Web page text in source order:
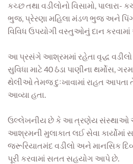
કચ્છ તથા વડીલોનો વિસામો, પાલારા-
ભુજ, પ્રેરણા મહિલા મંડળ ભુજ અને
વિવિધ ઉપયોગી વસ્તુઓનું દાન
આ પ્રસંગે આશ્રમમાં રહેતા વૃદ્ધ વડીલો
સુવિધા માટે 40 ઠંડા પાણીના થર્મોસ,
થેલીઓ તેમજ દુઃખાવામાં રાહત આપતા
આવ્યા હતા.
ઉલ્લેખનીય છે કે આ ત્રણેય સંસ્થાઓ
આશ્રમની મુલાકાત લઈ સેવા
જરૂરિયાતમંદ વડીલો અને માનસિક
પૂરી કરવામાં સતત સહયોગ આપે છે.